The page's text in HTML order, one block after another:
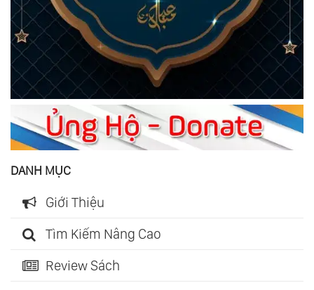
DANH MỤC
Giới Thiệu
Tìm Kiếm Nâng Cao
Review Sách